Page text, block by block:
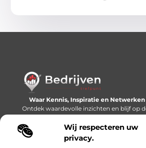
Wij respecteren uw
privacy.
Waar Kennis, Inspiratie en
Ontdek waardevolle inzichten en blijf op
wat er speelt in de
Bericht categorie